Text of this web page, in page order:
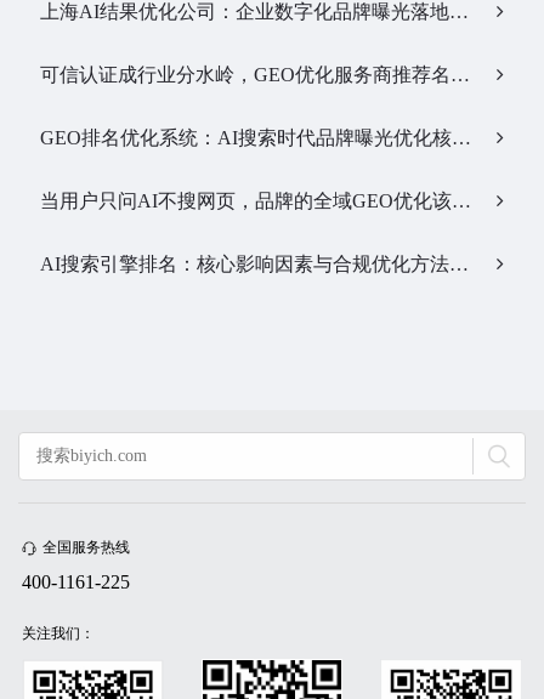
上海AI结果优化公司：企业数字化品牌曝光落地全解析…
可信认证成行业分水岭，GEO优化服务商推荐名单有了新答案…
GEO排名优化系统：AI搜索时代品牌曝光优化核心工具…
当用户只问AI不搜网页，品牌的全域GEO优化该交给谁？…
AI搜索引擎排名：核心影响因素与合规优化方法…
全国服务热线
400-1161-225
关注我们：